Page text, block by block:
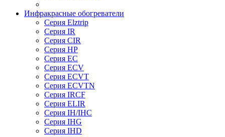
Инфракрасные обогреватели
Серия Elztrip
Серия IR
Серия CIR
Серия HP
Серия EC
Серия ECV
Серия ECVT
Серия ECVTN
Серия IRCF
Серия ELIR
Серия IH/IHC
Серия IHG
Серия IHD